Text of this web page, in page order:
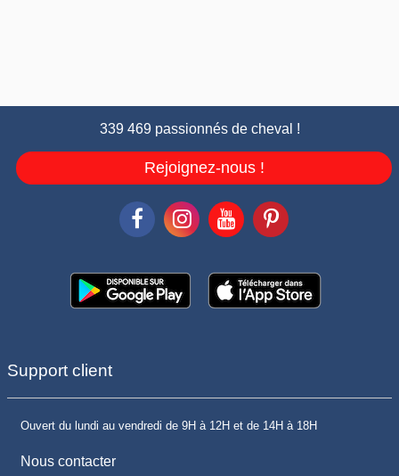
339 469 passionnés de cheval !
Rejoignez-nous !
Support client
Ouvert du lundi au vendredi de 9H à 12H et de 14H à 18H
Nous contacter